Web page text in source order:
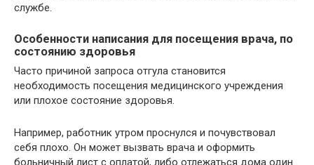
службе.
Особенности написания для посещения врача, по
состоянию здоровья
Часто причиной запроса отгула становится
необходимость посещения медицинского учреждения
или плохое состояние здоровья.
Например, работник утром проснулся и почувствовал
себя плохо. Он может вызвать врача и оформить
больничный лист с оплатой, либо отлежаться дома один